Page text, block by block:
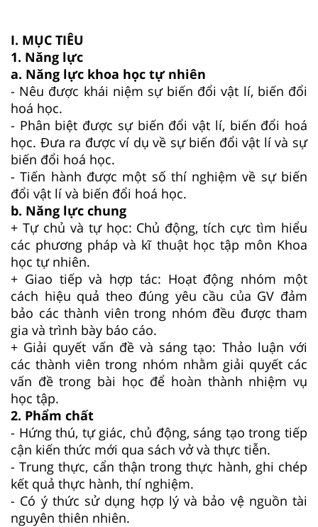
I. MỤC TIÊU
1. Năng lực
a. Năng lực khoa học tự nhiên
- Nêu được khái niệm sự biến đổi vật lí, biến đổi
hoá học.
- Phân biệt được sự biến đổi vật lí, biến đổi hoá
học. Đưa ra được ví dụ về sự biến đổi vật lí và sự
biến đổi hoá học.
- Tiến hành được một số thí nghiệm về sự biến
đổi vật lí và biến đổi hoá học.
b. Năng lực chung
+ Tự chủ và tự học: Chủ động, tích cực tìm hiểu
các phương pháp và kĩ thuật học tập môn Khoa
học tự nhiên.
+ Giao tiếp và hợp tác: Hoạt động nhóm một
cách hiệu quả theo đúng yêu cầu của GV đảm
bảo các thành viên trong nhóm đều được tham
gia và trình bày báo cáo.
+ Giải quyết vấn đề và sáng tạo: Thảo luận với
các thành viên trong nhóm nhằm giải quyết các
vấn đề trong bài học để hoàn thành nhiệm vụ
học tập.
2. Phẩm chất
- Hứng thú, tự giác, chủ động, sáng tạo trong tiếp
cận kiến thức mới qua sách vở và thực tiễn.
- Trung thực, cẩn thận trong thực hành, ghi chép
kết quả thực hành, thí nghiệm.
- Có ý thức sử dụng hợp lý và bảo vệ nguồn tài
nguyên thiên nhiên.